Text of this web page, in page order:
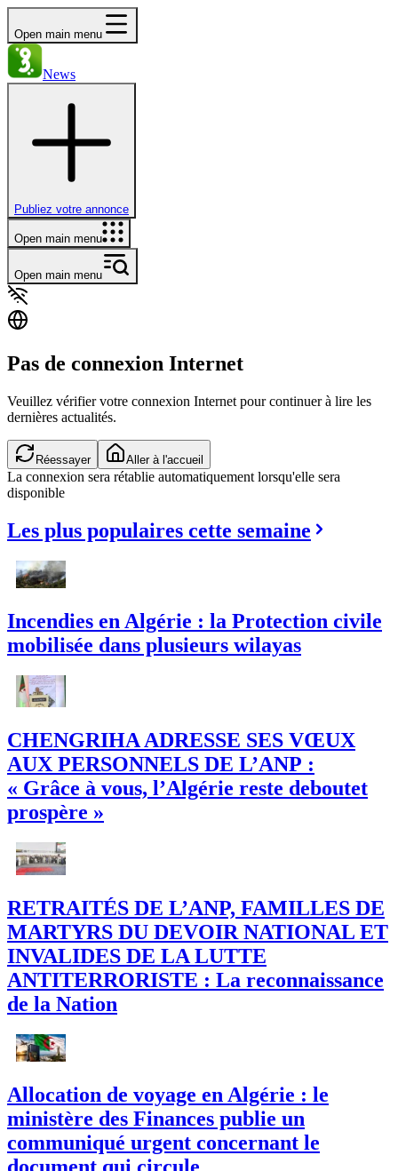
Open main menu
News
Publiez votre annonce
Open main menu
Open main menu
Pas de connexion Internet
Veuillez vérifier votre connexion Internet pour continuer à lire les
dernières actualités.
Réessayer Aller à l'accueil
La connexion sera rétablie automatiquement lorsqu'elle sera
disponible
Les plus populaires cette semaine
Incendies en Algérie : la Protection civile
mobilisée dans plusieurs wilayas
CHENGRIHA ADRESSE SES VŒUX
AUX PERSONNELS DE L’ANP :
« Grâce à vous, l’Algérie reste deboutet
prospère »
RETRAITÉS DE L’ANP, FAMILLES DE
MARTYRS DU DEVOIR NATIONAL ET
INVALIDES DE LA LUTTE
ANTITERRORISTE : La reconnaissance
de la Nation
Allocation de voyage en Algérie : le
ministère des Finances publie un
communiqué urgent concernant le